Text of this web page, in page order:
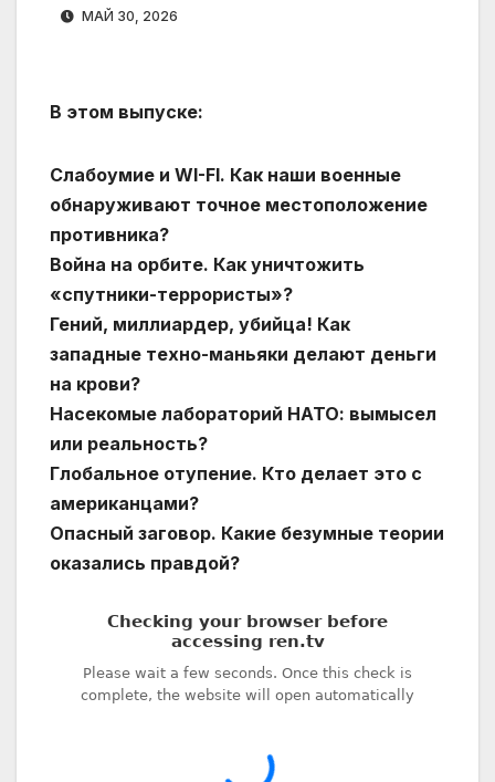
МАЙ 30, 2026
В этом выпуске:
Слабоумие и WI-FI. Как наши военные
обнаруживают точное местоположение
противника?
Война на орбите. Как уничтожить
«спутники-террористы»?
Гений, миллиардер, убийца! Как
западные техно-маньяки делают деньги
на крови?
Насекомые лабораторий НАТО: вымысел
или реальность?
Глобальное отупение. Кто делает это с
американцами?
Опасный заговор. Какие безумные теории
оказались правдой?